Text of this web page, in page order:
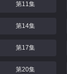
第11集
第14集
第17集
第20集